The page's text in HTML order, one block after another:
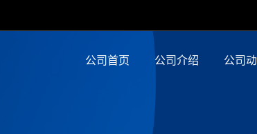
公司首页 公司介绍 公司